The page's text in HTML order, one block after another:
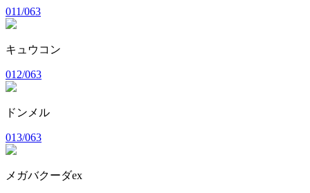
011/063
キュウコン
012/063
ドンメル
013/063
メガバクーダex